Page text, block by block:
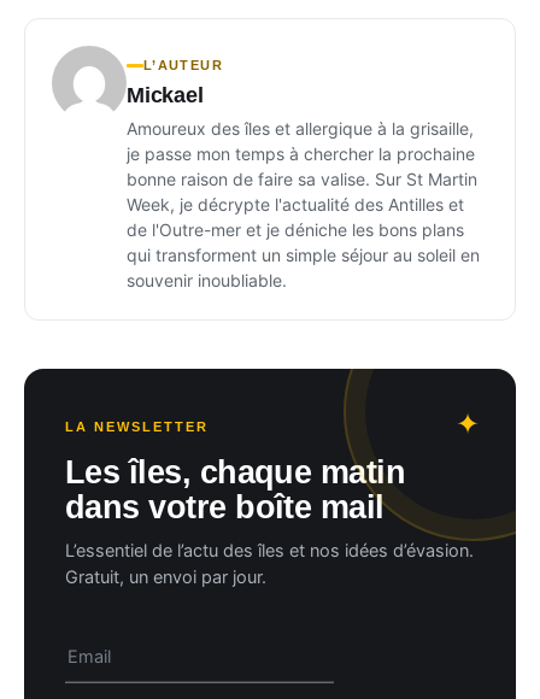
L’AUTEUR
Mickael
Amoureux des îles et allergique à la grisaille,
je passe mon temps à chercher la prochaine
bonne raison de faire sa valise. Sur St Martin
Week, je décrypte l'actualité des Antilles et
de l'Outre-mer et je déniche les bons plans
qui transforment un simple séjour au soleil en
souvenir inoubliable.
LA NEWSLETTER
Les îles, chaque matin
dans votre boîte mail
L’essentiel de l’actu des îles et nos idées d’évasion.
Gratuit, un envoi par jour.